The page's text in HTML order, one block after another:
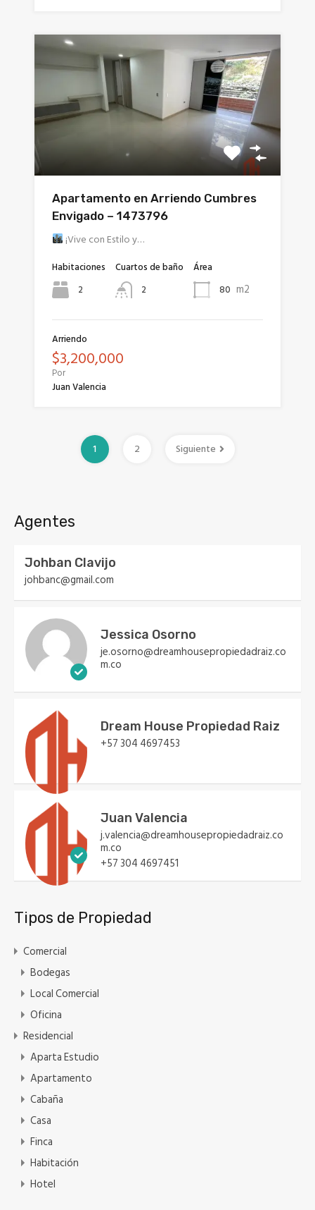
Apartamento en Arriendo Cumbres
Envigado – 1473796
¡Vive con Estilo y…
Habitaciones
2
Cuartos de baño
2
Área
80 m2
Arriendo
$3,200,000
Por
Juan Valencia
1 2 Siguiente
Agentes
Johban Clavijo
johbanc@gmail.com
Jessica Osorno
je.osorno@dreamhousepropiedadraiz.co
m.co
Dream House Propiedad Raiz
+57 304 4697453
Juan Valencia
j.valencia@dreamhousepropiedadraiz.co
m.co
+57 304 4697451
Tipos de Propiedad
Comercial
Bodegas
Local Comercial
Oficina
Residencial
Aparta Estudio
Apartamento
Cabaña
Casa
Finca
Habitación
Hotel